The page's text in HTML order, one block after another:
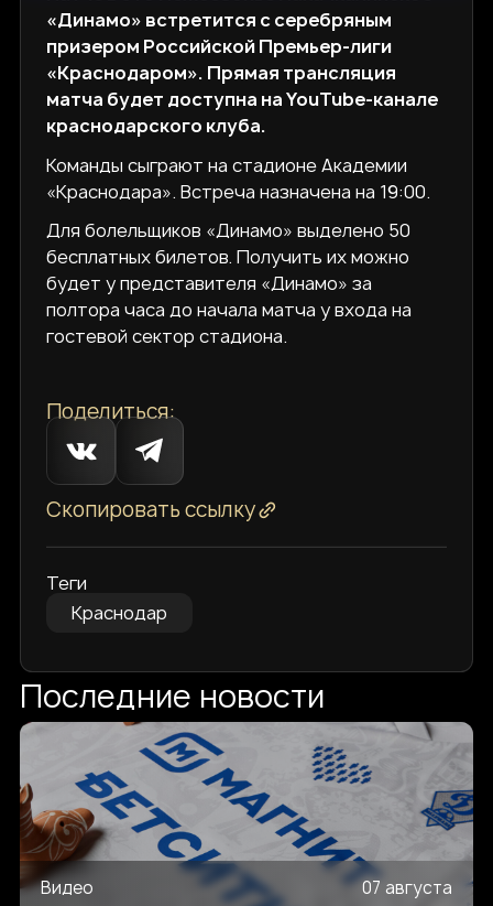
«Динамо» встретится с серебряным
призером Российской Премьер-лиги
«Краснодаром». Прямая трансляция
матча будет доступна на YouTube-канале
краснодарского клуба.
Команды сыграют на стадионе Академии
«Краснодара». Встреча назначена на 19:00.
Для болельщиков «Динамо» выделено 50
бесплатных билетов. Получить их можно
будет у представителя «Динамо» за
полтора часа до начала матча у входа на
гостевой сектор стадиона.
Поделиться:
Скопировать ссылку
Теги
Краснодар
Последние новости
Видео 07 августа